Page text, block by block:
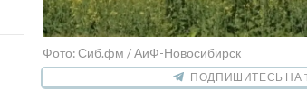
Фото: Сиб.фм / АиФ-Новосибирск
ПОДПИШИТЕСЬ НА